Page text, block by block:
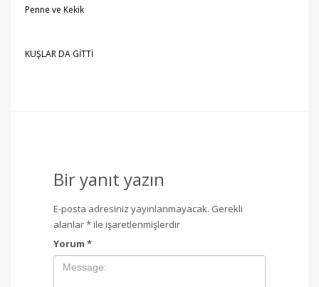
Penne ve Kekik
KUŞLAR DA GİTTİ
Bir yanıt yazın
E-posta adresiniz yayınlanmayacak. Gerekli
alanlar*ile işaretlenmişlerdir
Yorum *